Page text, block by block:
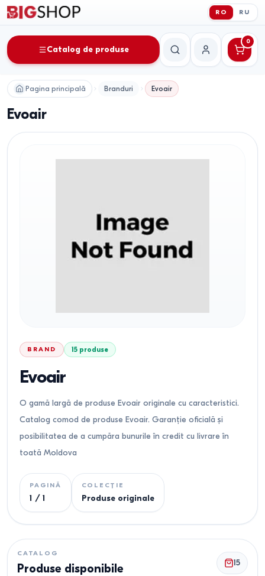
RO RU
Catalog de produse
CăutareContul meu
0
Pagina principală Branduri Evoair
Evoair
BRAND 15 produse
Evoair
O gamă largă de produse Evoair originale cu caracteristici.
Catalog comod de produse Evoair. Garanție oficială și
posibilitatea de a cumpăra bunurile în credit cu livrare în
toată Moldova
PAGINĂ
1 / 1
COLECȚIE
Produse originale
CATALOG
Produse disponibile 15